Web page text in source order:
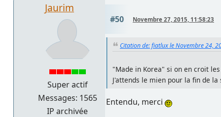
Jaurim
Super actif
Messages: 1565
IP archivée
#50 Novembre 27, 2015, 11:58:23
Citation de: fiatlux le Novembre 24,
"Made in Korea" si on en croit
J'attends le mien pour la fin de
Entendu, merci